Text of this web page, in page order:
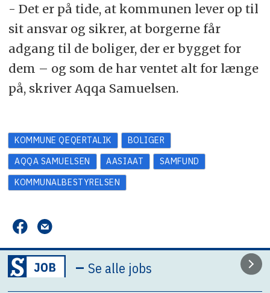
- Det er på tide, at kommunen lever op til
sit ansvar og sikrer, at borgerne får
adgang til de boliger, der er bygget for
dem – og som de har ventet alt for længe
på, skriver Aqqa Samuelsen.
KOMMUNE QEQERTALIK
BOLIGER
AQQA SAMUELSEN
AASIAAT
SAMFUND
KOMMUNALBESTYRELSEN
–Se alle jobs